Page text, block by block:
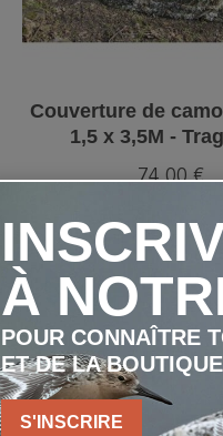
Couverture de
1,5 x 3,5M -
74,00 €
AJOUTER AU
VOUS
À
POUR CONNAÎTRE
ET DE LA
S'INSCRIRE